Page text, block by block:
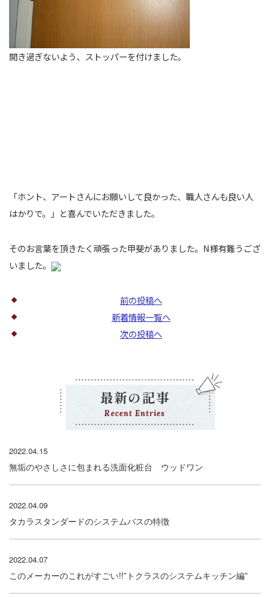
開き過ぎないよう、ストッパーを付けました。
「ホント、アートさんにお願いして良かった、職人さんも良い人
はかりで。」と喜んでいただきました。
そのお言葉を頂きたく頑張った甲斐がありました。N様有難うござ
いました。
前の投稿へ
新着情報一覧へ
次の投稿へ
最新の記事
Recent Entries
2022.04.15
無垢のやさしさに包まれる洗面化粧台 ウッドワン
2022.04.09
タカラスタンダードのシステムバスの特徴
2022.04.07
このメーカーのこれがすごい!!”トクラスのシステムキッチン編”